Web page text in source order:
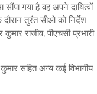
गया है वह अपने दायित्वों
तुरंत सीओ को निर्देश
राजीव, पीएचसी प्रभारी
सहित अन्य कई विभागीय